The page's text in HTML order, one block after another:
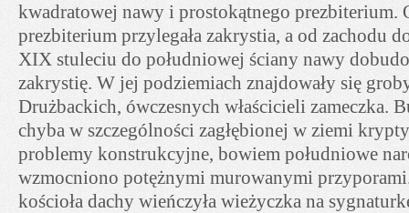
kwadratowej nawy i prostokątnego prezbiterium.
prezbiterium przylegała zakrystia, a od zachodu
XIX stuleciu do południowej ściany nawy
zakrystię. W jej podziemiach znajdowały się
Drużbackich, ówczesnych właścicieli zameczka.
chyba w szczególności zagłębionej w ziemi
problemy konstrukcyjne, bowiem południowe
wzmocniono potężnymi murowanymi
kościoła dachy wieńczyła wieżyczka na